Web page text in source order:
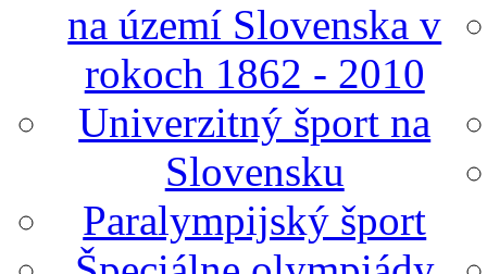
na území Slovenska v
rokoch 1862 - 2010
Univerzitný šport na
Slovensku
Paralympijský šport